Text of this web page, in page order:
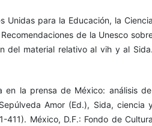
Unidas para la Educación, la
de la Unesco
del material relativo al vih y al
en la prensa de México: análisis
Amor (Ed.), Sida, ciencia
411). México, D.F.: Fondo de